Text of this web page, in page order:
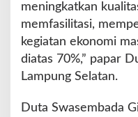
meningkatkan
memfasilitasi,
kegiatan ekonomi
diatas 70%,” papar
Lampung Selatan.
Duta Swasembada